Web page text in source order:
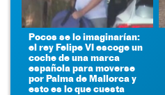
Pocos se lo imaginarían:
el rey Felipe VI escoge un
coche de una marca
española para moverse
por Palma de Mallorca y
esto es lo que cuesta